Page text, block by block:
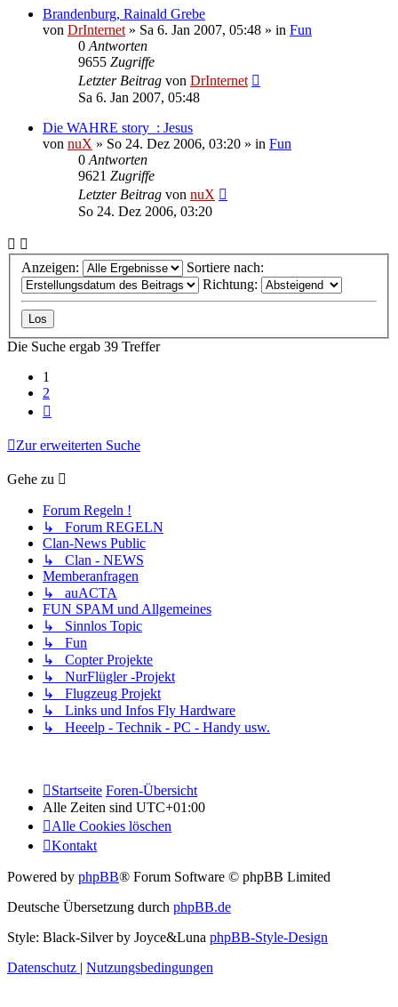
Brandenburg, Rainald Grebe
von DrInternet » Sa 6. Jan 2007, 05:48 » in Fun
0 Antworten
9655 Zugriffe
Letzter Beitrag von DrInternet
Sa 6. Jan 2007, 05:48
Die WAHRE story_: Jesus
von nuX » So 24. Dez 2006, 03:20 » in Fun
0 Antworten
9621 Zugriffe
Letzter Beitrag von nuX
So 24. Dez 2006, 03:20
Anzeigen:
Sortiere nach:
Richtung:
Die Suche ergab 39 Treffer
1
2
Zur erweiterten Suche
Gehe zu
Forum Regeln !
↳ Forum REGELN
Clan-News Public
↳ Clan - NEWS
Memberanfragen
↳ auACTA
FUN SPAM und Allgemeines
↳ Sinnlos Topic
↳ Fun
↳ Copter Projekte
↳ NurFlügler -Projekt
↳ Flugzeug Projekt
↳ Links und Infos Fly Hardware
↳ Heeelp - Technik - PC - Handy usw.
Startseite Foren-Übersicht
Alle Zeiten sind UTC+01:00
Alle Cookies löschen
Kontakt
Powered by phpBB® Forum Software © phpBB Limited
Deutsche Übersetzung durch phpBB.de
Style: Black-Silver by Joyce&Luna phpBB-Style-Design
Datenschutz | Nutzungsbedingungen